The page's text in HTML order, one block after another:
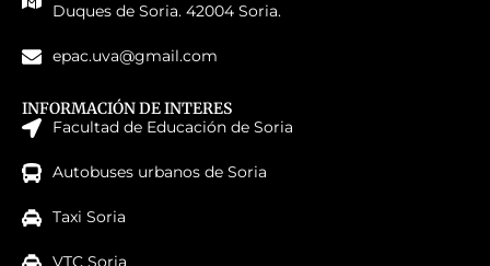
Duques de Soria. 42004 Soria.
epac.uva@gmail.com
INFORMACIÓN DE INTERES
Facultad de Educación de Soria
Autobuses urbanos de Soria
Taxi Soria
VTC Soria